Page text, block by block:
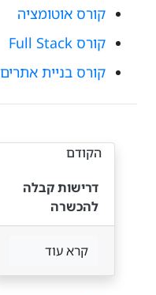
קורס אוטומציה
קורס Full Stack
קורס בניית אתרים
הקודם
דרישות קבלה
להכשרה
מתקדמת
בפיתוח תוכנה
קרא עוד